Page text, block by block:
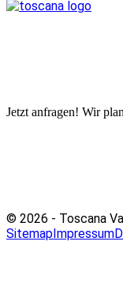
Jetzt anfragen! Wir
© 2026 - Toscana
SitemapImpressum